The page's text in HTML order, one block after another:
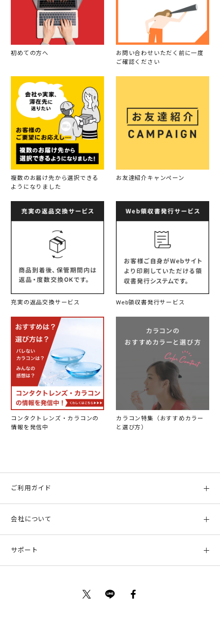
初めての方へ
お問い合わせいただく前に一度
ご確認ください
複数のお届け先から選択できる
ようになりました
お友達紹介キャンペーン
充実の返品交換サービス Web領収書発行サービス
コンタクトレンズ・カラコンの
情報を発信中
カラコン特集（おすすめカラー
と選び方）
ご利用ガイド
お支払い方法、配送について
返品について
会社について
サポート